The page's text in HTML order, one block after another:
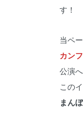
す！
当ペ
カン
公演
この
まん